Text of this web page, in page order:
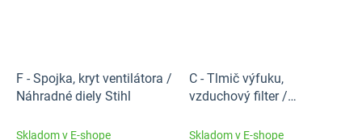
F - Spojka, kryt ventilátora /
Náhradné diely Stihl
Skladom v E-shope
C - Tlmič výfuku,
vzduchový filter /
Skladom v E-shope